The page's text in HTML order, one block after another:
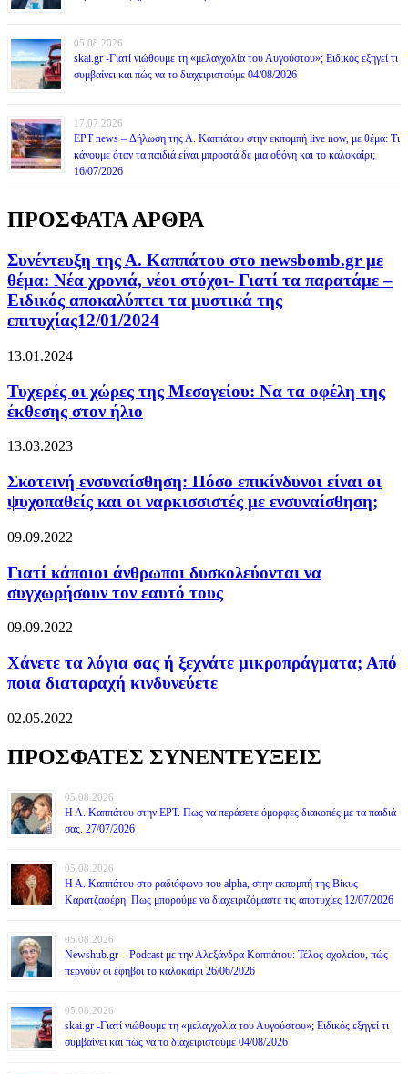
05.08.2026
skai.gr -Γιατί νιώθουμε τη «μελαγχολία του Αυγούστου»; Ειδικός εξηγεί τι
συμβαίνει και πώς να το διαχειριστούμε 04/08/2026
17.07.2026
ΕΡΤ news – Δήλωση της Α. Καππάτου στην εκπομπή live now, με θέμα: Τι
κάνουμε όταν τα παιδιά είναι μπροστά δε μια οθόνη και το καλοκαίρι;
16/07/2026
ΠΡΟΣΦΑΤΑ ΑΡΘΡΑ
Συνέντευξη της Α. Καππάτου στο newsbomb.gr με
θέμα: Νέα χρονιά, νέοι στόχοι- Γιατί τα παρατάμε –
Ειδικός αποκαλύπτει τα μυστικά της
επιτυχίας12/01/2024
13.01.2024
Τυχερές οι χώρες της Μεσογείου: Να τα οφέλη της
έκθεσης στον ήλιο
13.03.2023
Σκοτεινή ενσυναίσθηση: Πόσο επικίνδυνοι είναι οι
ψυχοπαθείς και οι ναρκισσιστές με ενσυναίσθηση;
09.09.2022
Γιατί κάποιοι άνθρωποι δυσκολεύονται να
συγχωρήσουν τον εαυτό τους
09.09.2022
Χάνετε τα λόγια σας ή ξεχνάτε μικροπράγματα; Από
ποια διαταραχή κινδυνεύετε
02.05.2022
ΠΡΟΣΦΑΤΕΣ ΣΥΝΕΝΤΕΥΞΕΙΣ
05.08.2026
Η Α. Καππάτου στην ΕΡΤ. Πως να περάσετε όμορφες διακοπές με τα παιδιά
σας. 27/07/2026
05.08.2026
Η Α. Καππάτου στο ραδιόφωνο του alpha, στην εκπομπή της Βίκυς
Καρατζαφέρη. Πως μπορούμε να διαχειριζόμαστε τις αποτυχίες 12/07/2026
05.08.2026
Newshub.gr – Podcast με την Αλεξάνδρα Καππάτου: Τέλος σχολείου, πώς
περνούν οι έφηβοι το καλοκαίρι 26/06/2026
05.08.2026
skai.gr -Γιατί νιώθουμε τη «μελαγχολία του Αυγούστου»; Ειδικός εξηγεί τι
συμβαίνει και πώς να το διαχειριστούμε 04/08/2026